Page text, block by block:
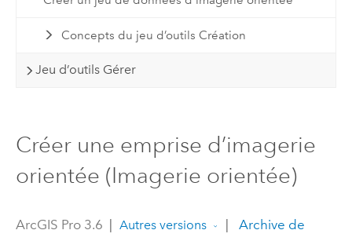
Concepts du jeu d’outils Création
Jeu d’outils Gérer
Créer une emprise d’imagerie
orientée (Imagerie orientée)
ArcGIS Pro 3.6 Autres versions
Archive de